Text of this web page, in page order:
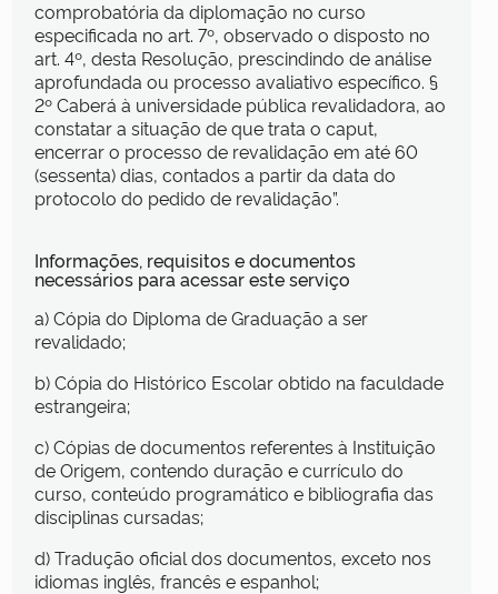
comprobatória da diplomação no curso
especificada no art. 7º, observado o disposto no
art. 4º, desta Resolução, prescindindo de análise
aprofundada ou processo avaliativo específico. §
2º Caberá à universidade pública revalidadora, ao
constatar a situação de que trata o caput,
encerrar o processo de revalidação em até 60
(sessenta) dias, contados a partir da data do
protocolo do pedido de revalidação”.
Informações, requisitos e documentos
necessários para acessar este serviço
a) Cópia do Diploma de Graduação a ser
revalidado;
b) Cópia do Histórico Escolar obtido na faculdade
estrangeira;
c) Cópias de documentos referentes à Instituição
de Origem, contendo duração e currículo do
curso, conteúdo programático e bibliografia das
disciplinas cursadas;
d) Tradução oficial dos documentos, exceto nos
idiomas inglês, francês e espanhol;